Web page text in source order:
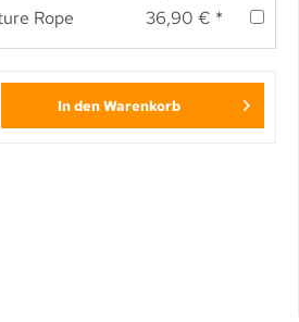
Rope
36,90 € *
In den Warenkorb